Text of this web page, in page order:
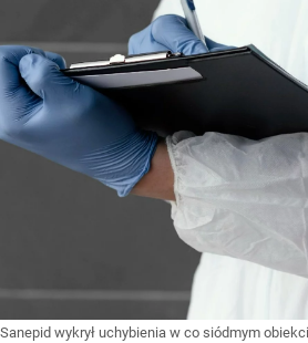
Sanepid wykrył uchybienia w co siódmym